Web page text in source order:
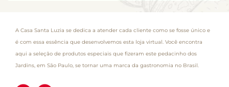
A Casa Santa Luzia se dedica a atender cada cliente como se fosse único e
é com essa essência que desenvolvemos esta loja virtual. Você encontra
aqui a seleção de produtos especiais que fizeram este pedacinho dos
Jardins, em São Paulo, se tornar uma marca da gastronomia no Brasil.